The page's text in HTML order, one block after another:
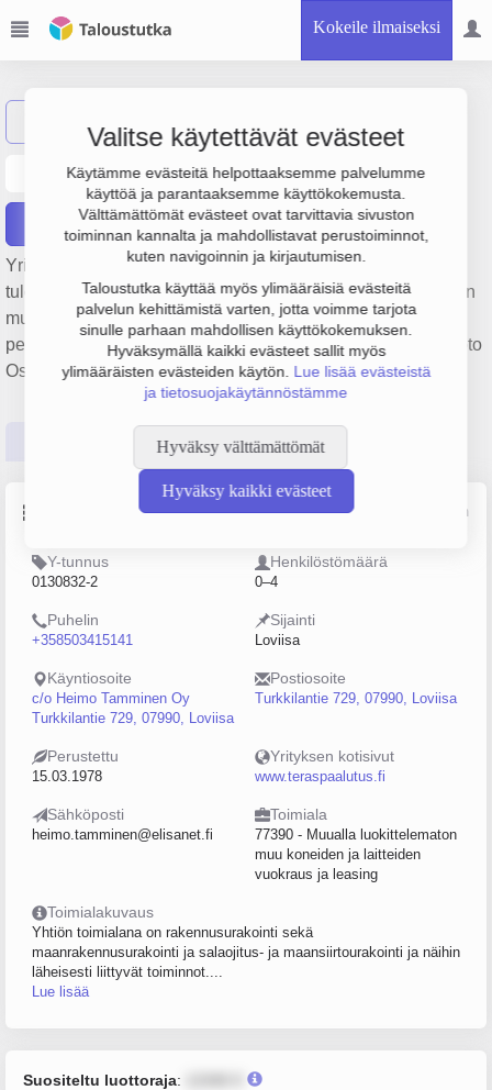
Kokeile ilmaiseksi
Valitse käytettävät evästeet
Käytämme evästeitä helpottaaksemme palvelumme
käyttöä ja parantaaksemme käyttökokemusta.
Välttämättömät evästeet ovat tarvittavia sivuston
toiminnan kannalta ja mahdollistavat perustoiminnot,
kuten navigoinnin ja kirjautumisen.
Taloustutka käyttää myös ylimääräisiä evästeitä
palvelun kehittämistä varten, jotta voimme tarjota
sinulle parhaan mahdollisen käyttökokemuksen.
Hyväksymällä kaikki evästeet sallit myös
ylimääräisten evästeiden käytön. Lue lisää evästeistä
ja tietosuojakäytännöstämme
Hyväksy välttämättömät
Hyväksy kaikki evästeet
Heimo Tamminen Oy
Raportit
Yrityksen Heimo Tamminen Oy liikevaihto on 1.8 milj. € ja
tulos 207 000 €. Sen päätoimiala on Muualla luokittelematon
muu koneiden ja laitteiden vuokraus ja leasing,
perustamisvuosi 1978 ja sijainti Loviisa. Yrityksen yhtiömuoto
Osakeyhtiö (OY).
Tilinpäätösluvut Päättäjätiedot
Lähde: YTJ, PRH, Traficom
Y-tunnus
0130832-2
Henkilöstömäärä
0–4
Puhelin
+358503415141
Sijainti
Loviisa
Käyntiosoite
c/o Heimo Tamminen Oy
Turkkilantie 729, 07990, Loviisa
Postiosoite
Turkkilantie 729, 07990, Loviisa
Perustettu
15.03.1978
Yrityksen kotisivut
www.teraspaalutus.fi
Sähköposti
heimo.tamminen@elisanet.fi
Toimiala
77390 - Muualla luokittelematon
muu koneiden ja laitteiden
vuokraus ja leasing
Toimialakuvaus
Yhtiön toimialana on rakennusurakointi sekä
maanrakennusurakointi ja salaojitus- ja maansiirtourakointi ja näihin
läheisesti liittyvät toiminnot....
Lue lisää
Suositeltu luottoraja: